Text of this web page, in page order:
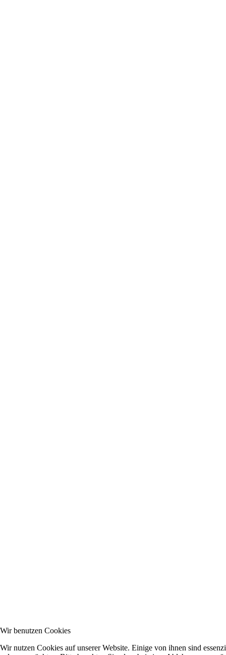
Wir benutzen Cookies
Wir nutzen Cookies auf unserer Website. Einige von ihnen sind